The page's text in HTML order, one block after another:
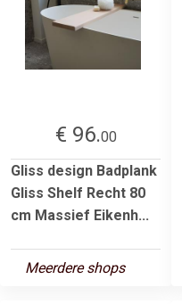
€ 96.00
Gliss design Badplank
Gliss Shelf Recht 80
cm Massief Eikenh...
Meerdere shops